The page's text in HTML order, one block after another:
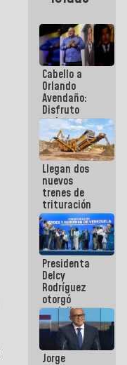
Cabello a
Orlando
Avendaño:
Disfruto
cada vez
que escribes
porque lo
que haces
es
embarrarla
Llegan dos
nuevos
trenes de
trituración
para
optimizar
manejo de
escombros
en La Guaira
Presidenta
Delcy
Rodríguez
otorgó
medalla
"Héroe de
Venezuela"
a servidores
públicos
Jorge